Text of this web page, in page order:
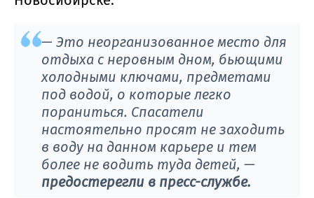
— Это неорганизованное место для
отдыха с неровным дном, бьющими
холодными ключами, предметами
под водой, о которые легко
пораниться. Спасатели
настоятельно просят не заходить
в воду на данном карьере и тем
более не водить туда детей, —
предостерегли в пресс-службе.